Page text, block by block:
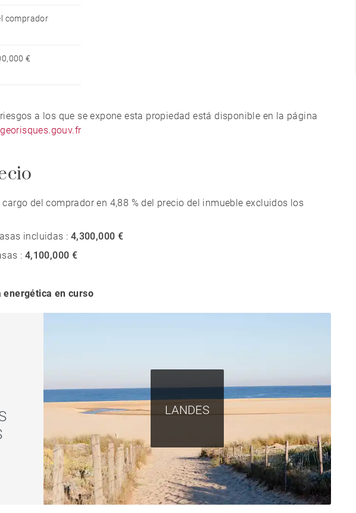
comprador
€
a los que se expone esta propiedad está disponible en la página
del comprador en 4,88 % del precio del inmueble excluidos los
incluidas : 4,300,000 €
: 4,100,000 €
energética en curso
LANDES